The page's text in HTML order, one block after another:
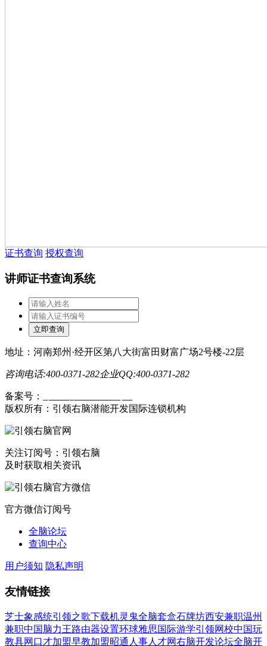
证书查询 授权查询
讲师证书查询系统
地址：河南郑州·经开区第八大街富田财富广场2号楼-22层
咨询电话:400-0371-282企业QQ:400-0371-282
备案号：
版权所有：引领右脑潜能开发国际连锁机构
关注订阅号：引领右脑
及时获取相关资讯
官方微信订阅号
全脑论坛
查询中心
用户须知 隐私声明
友情链接
芝士象感统引领之歌下载机灵鬼全脑套盒石牌坊西安兼职温州
兼职中国脑力王路由器设置环球雅思国际游学引领网校中国玩
教具网 口才加盟早教加盟昭通人事人才网右脑开发论坛全脑开